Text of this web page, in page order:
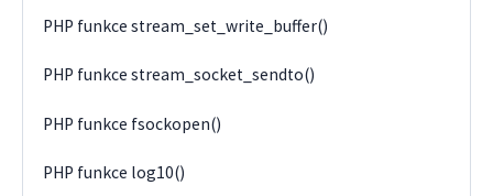
PHP funkce stream_set_write_buffer()
PHP funkce stream_socket_sendto()
PHP funkce fsockopen()
PHP funkce log10()